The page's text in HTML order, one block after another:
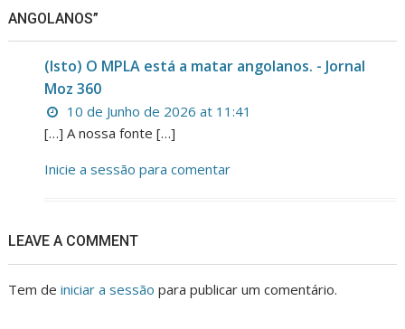
ANGOLANOS”
(Isto) O MPLA está a matar angolanos. - Jornal
Moz 360
10 de Junho de 2026 at 11:41
[…] A nossa fonte […]
Inicie a sessão para comentar
LEAVE A COMMENT
Tem deiniciar a sessão para publicar um comentário.